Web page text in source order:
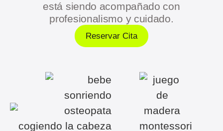
está siendo acompañado con
profesionalismo y cuidado.
Reservar Cita